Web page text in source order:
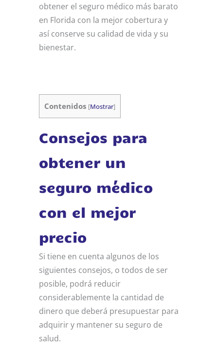
obtener el seguro médico más barato
en Florida con la mejor cobertura y
así conserve su calidad de vida y su
bienestar.
Contenidos [Mostrar]
Consejos para
obtener un
seguro médico
con el mejor
precio
Si tiene en cuenta algunos de los
siguientes consejos, o todos de ser
posible, podrá reducir
considerablemente la cantidad de
dinero que deberá presupuestar para
adquirir y mantener su seguro de
salud.